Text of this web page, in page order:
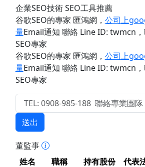
企業SEO技術 SEO工具推薦
谷歌SEO的專家 匯鴻網 ， 公司上
量Email通知 聯絡 Line ID: twmcn
SEO專家
谷歌SEO的專家 匯鴻網 ， 公司上
量Email通知 聯絡 Line ID: twmcn
SEO專家
送出
董監事
姓名
職稱 持有股份
代表